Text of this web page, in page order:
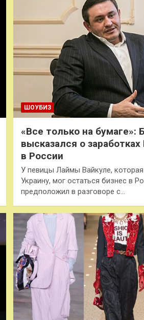
ШОУБИЗ
«Все только на бумаге»:
высказался о заработках
в России
У певицы Лаймы Вайкуле,
Украину, мог остаться бизнес в
предположил в разговоре с…